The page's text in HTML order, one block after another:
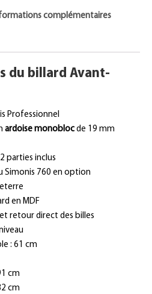
complémentaires
du billard Avant-
Professionnel
ardoise monobloc de 19 mm
parties inclus
Simonis 760 en option
en MDF
retour direct des billes
: 61 cm
cm
cm